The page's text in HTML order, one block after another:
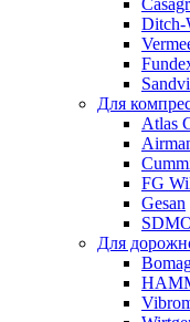
Ditch-
Для
Atlas
FG
Gesan
Для